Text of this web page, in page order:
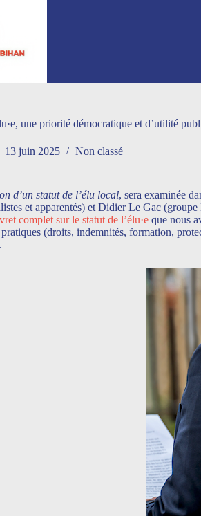
une priorité démocratique et d’utilité
13 juin 2025 Non classé
d’un statut de l’élu local, sera examinée
et apparentés) et Didier Le Gac
complet sur le statut de l’élu·e que nous
(droits, indemnités, formation,